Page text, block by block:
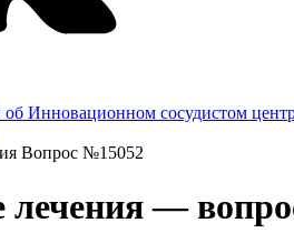
Инновационном сосудистом
Вопрос №15052
лечения —